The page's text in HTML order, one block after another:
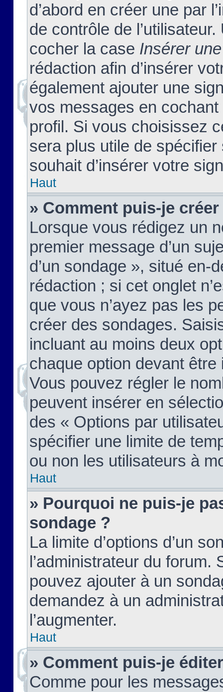
d’abord en créer une par
de contrôle de
cocher la case Insérer
rédaction afin d’insérer
également ajouter une
vos messages en
profil. Si vous choisissez
sera plus utile de
souhait d’insérer votre
Haut
» Comment puis-je
Lorsque vous rédigez un
premier message d’un
d’un sondage », situé en-
rédaction ; si cet onglet
que vous n’ayez pas les
créer des sondages.
incluant au moins deux
chaque option devant
Vous pouvez régler le
peuvent insérer en
des « Options par
spécifier une limite de
ou non les utilisateurs à
Haut
» Pourquoi ne puis-je
sondage ?
La limite d’options d’un
l’administrateur du forum.
pouvez ajouter à un
demandez à un
l’augmenter.
Haut
» Comment puis-je
Comme pour les